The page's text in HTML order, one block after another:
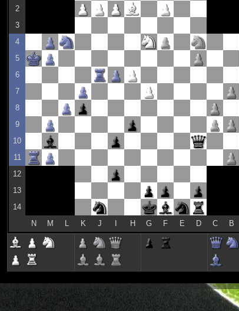
2
3
4
5
6
7
8
9
10
11
12
13
14
N
M K J H G F E D C B